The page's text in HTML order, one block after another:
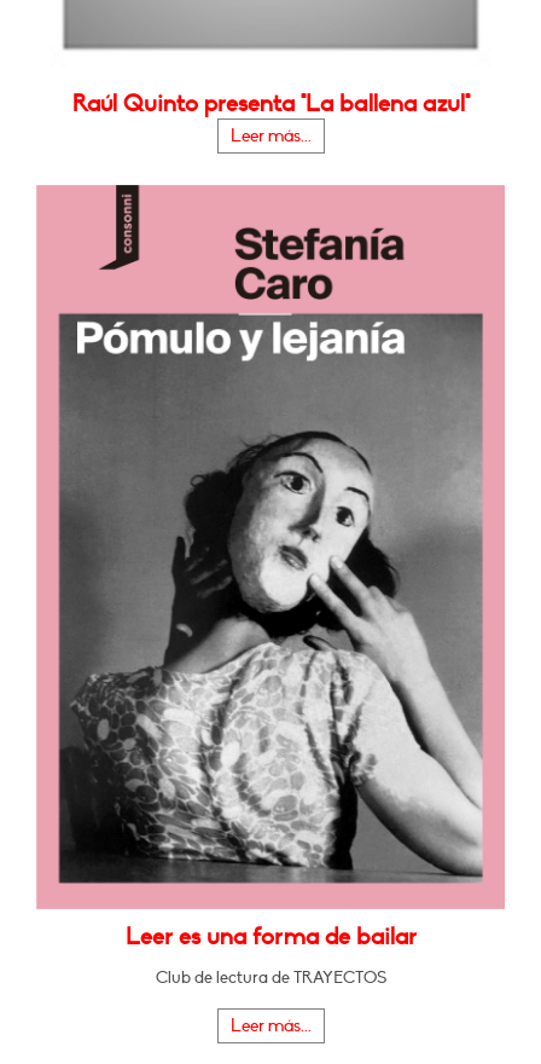
Raúl Quinto presenta "La ballena azul"
Leer más...
Leer es una forma de bailar
Club de lectura de TRAYECTOS
Leer más...